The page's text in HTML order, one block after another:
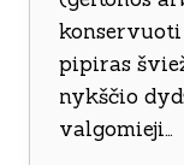
pipiras
nykščio
valgomieji…